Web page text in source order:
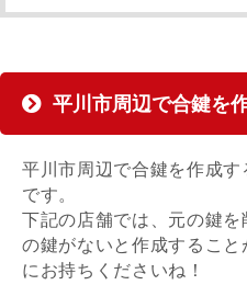
平川市周辺で合鍵を
平川市周辺で合鍵を作成
です。
下記の店舗では、元の鍵
の鍵がないと作成するこ
にお持ちくださいね！